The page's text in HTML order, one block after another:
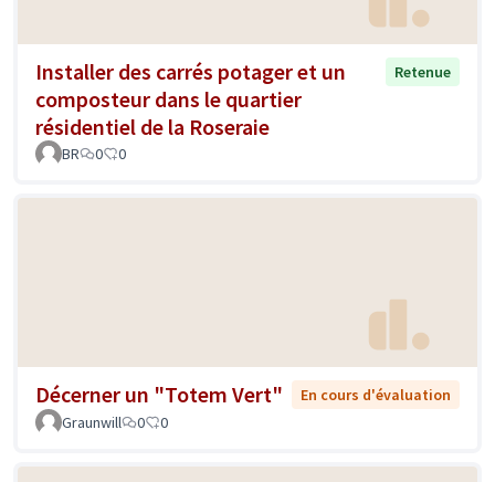
Installer des carrés potager et un
composteur dans le quartier
résidentiel de la Roseraie
Retenue
BR 0 0
Décerner un "Totem Vert"
En cours d'évaluation
Graunwill
0 0